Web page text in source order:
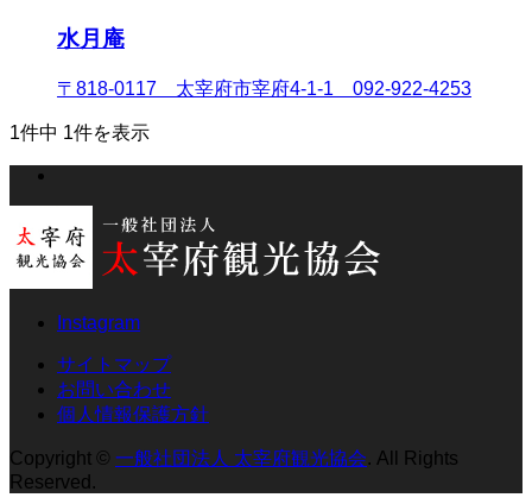
水月庵
〒818-0117 太宰府市宰府4-1-1 092-922-4253
1件中 1件を表示
Instagram
サイトマップ
お問い合わせ
個人情報保護方針
Copyright © 一般社団法人 太宰府観光協会. All Rights
Reserved.